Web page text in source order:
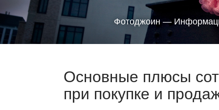
Фотоджоин —
Основные плюсы
при покупке и